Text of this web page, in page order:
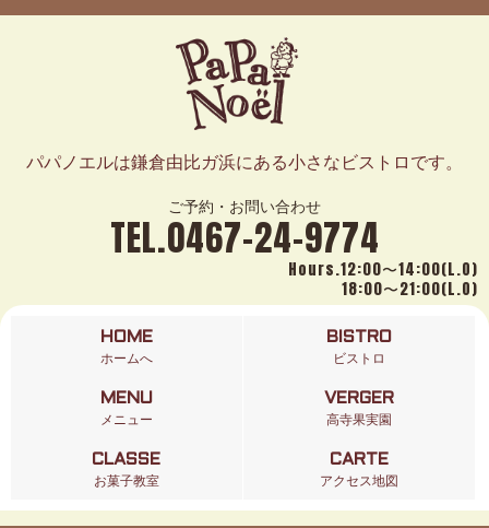
パパノエルは鎌倉由比ガ浜にある小さなビストロです。
ご予約・お問い合わせ
TEL.0467-24-9774
Hours.12:00〜14:00(L.O)
18:00〜21:00(L.O)
HOME
ホームへ
BISTRO
ビストロ
MENU
メニュー
VERGER
高寺果実園
CLASSE
お菓子教室
CARTE
アクセス地図